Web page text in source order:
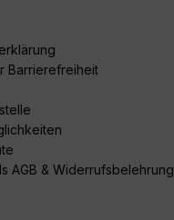
Barrierefreiheit
AGB & Widerrufsbelehrung